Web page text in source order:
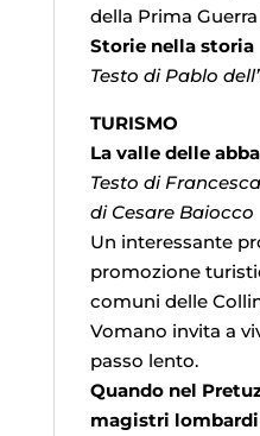
della Prima
Storie nella storia
Testo di Pablo
TURISMO
La valle delle
Testo di
di Cesare Baiocco
Un interessante
promozione
comuni delle
Vomano invita a
passo lento.
Quando nel
magistri lombardi